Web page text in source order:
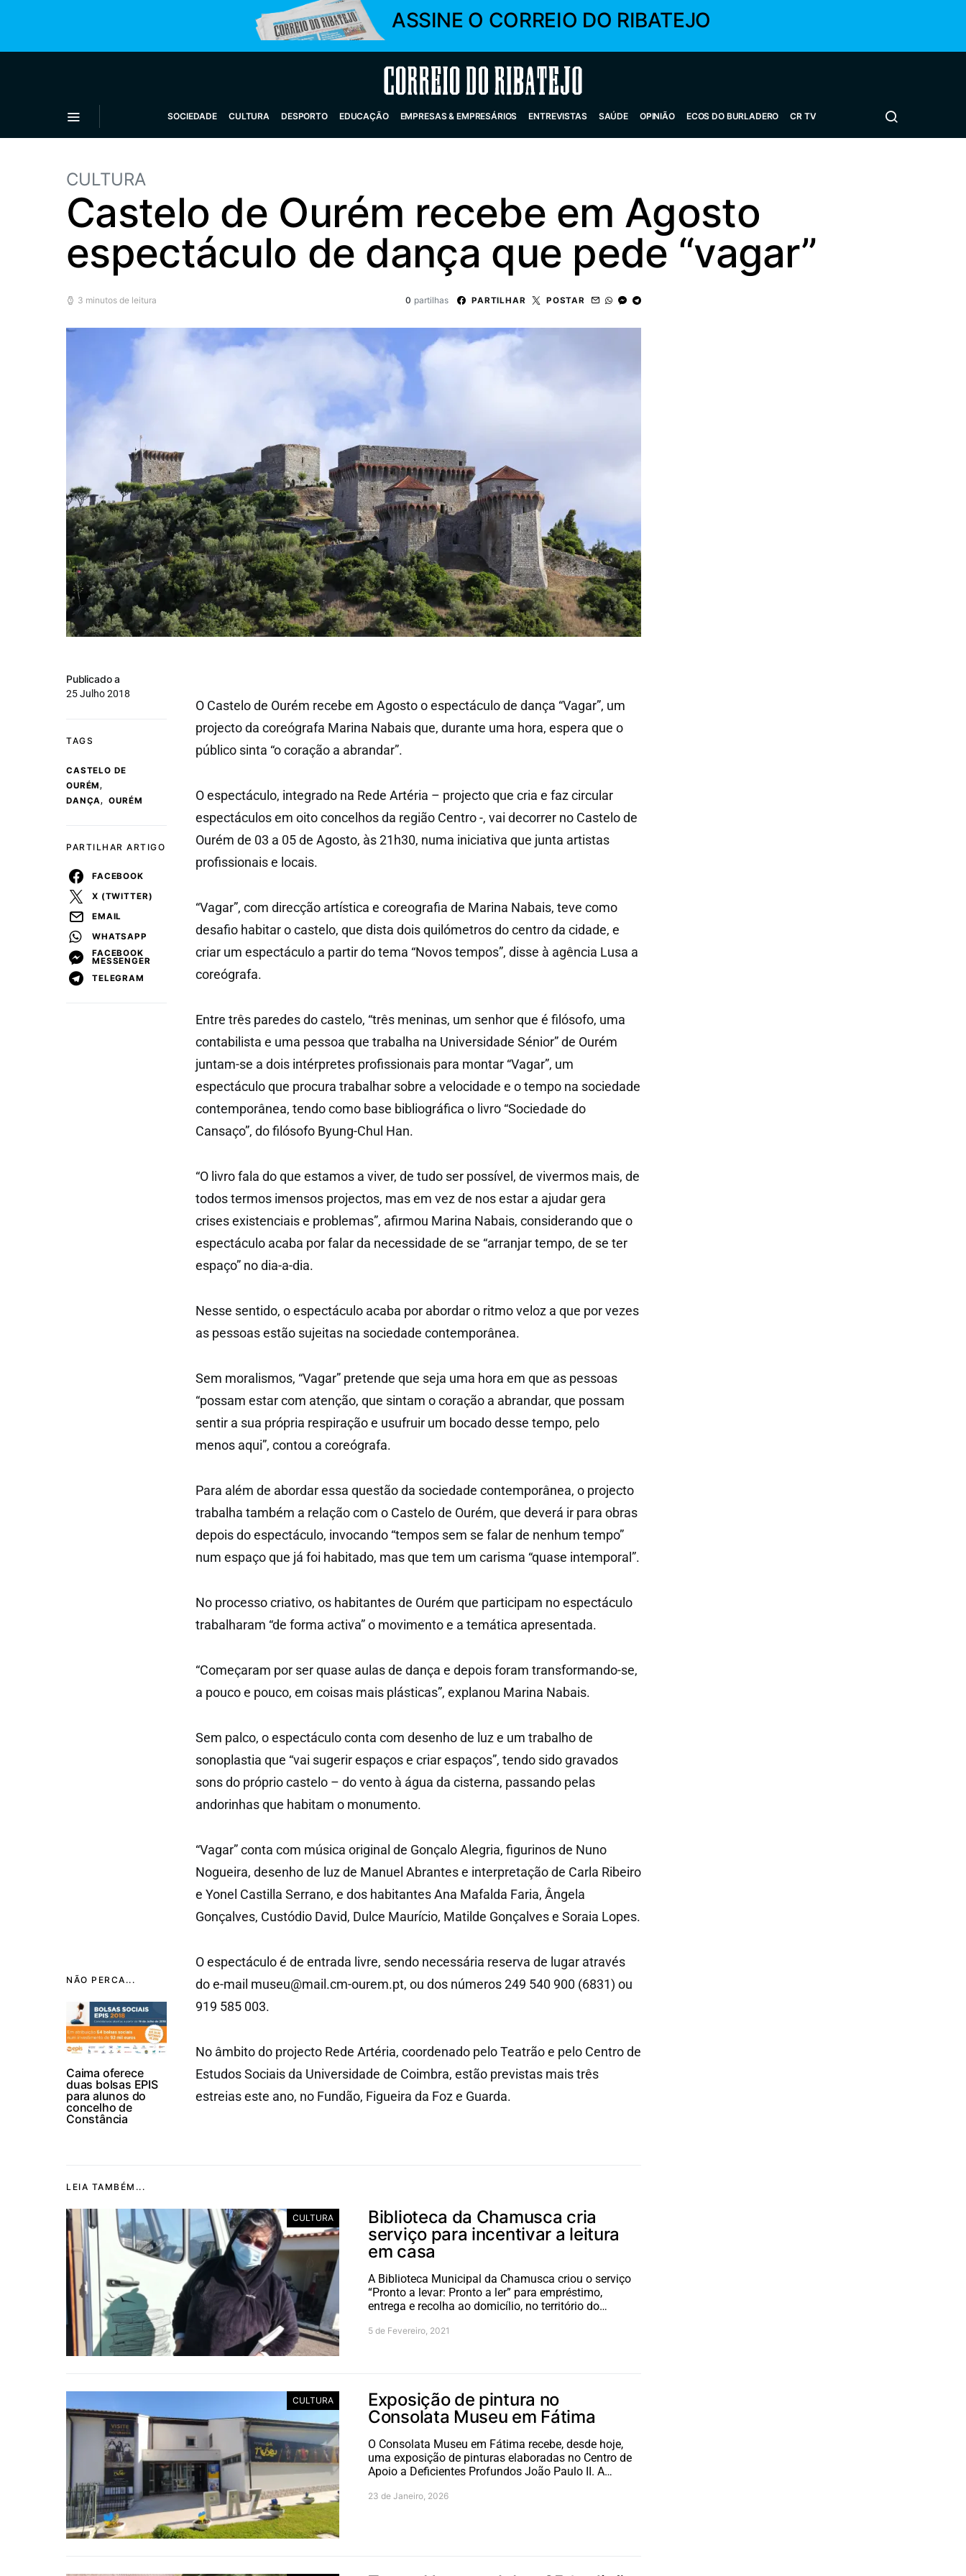
ASSINE O CORREIO DO RIBATEJO
Correio do Ribatejo
SOCIEDADE CULTURA DESPORTO EDUCAÇÃO EMPRESAS & EMPRESÁRIOS ENTREVISTAS SAÚDE OPINIÃO ECOS DO BURLADERO CR TV
CULTURA
Castelo de Ourém recebe em Agosto
espectáculo de dança que pede “vagar”
3 minutos de leitura 0 partilhas PARTILHAR POSTAR
NÃO PERCA...
Caima oferece
duas bolsas EPIS
para alunos do
concelho de
Constância
Publicado a
25 Julho 2018
TAGS
CASTELO DE
OURÉM,
DANÇA, OURÉM
PARTILHAR ARTIGO
FACEBOOK
X (TWITTER)
EMAIL
WHATSAPP
FACEBOOK
MESSENGER
TELEGRAM
O Castelo de Ourém recebe em Agosto o espectáculo de dança “Vagar”, um
projecto da coreógrafa Marina Nabais que, durante uma hora, espera que o
público sinta “o coração a abrandar”.
O espectáculo, integrado na Rede Artéria – projecto que cria e faz circular
espectáculos em oito concelhos da região Centro -, vai decorrer no Castelo de
Ourém de 03 a 05 de Agosto, às 21h30, numa iniciativa que junta artistas
profissionais e locais.
“Vagar”, com direcção artística e coreografia de Marina Nabais, teve como
desafio habitar o castelo, que dista dois quilómetros do centro da cidade, e
criar um espectáculo a partir do tema “Novos tempos”, disse à agência Lusa a
coreógrafa.
Entre três paredes do castelo, “três meninas, um senhor que é filósofo, uma
contabilista e uma pessoa que trabalha na Universidade Sénior” de Ourém
juntam-se a dois intérpretes profissionais para montar “Vagar”, um
espectáculo que procura trabalhar sobre a velocidade e o tempo na sociedade
contemporânea, tendo como base bibliográfica o livro “Sociedade do
Cansaço”, do filósofo Byung-Chul Han.
“O livro fala do que estamos a viver, de tudo ser possível, de vivermos mais, de
todos termos imensos projectos, mas em vez de nos estar a ajudar gera
crises existenciais e problemas”, afirmou Marina Nabais, considerando que o
espectáculo acaba por falar da necessidade de se “arranjar tempo, de se ter
espaço” no dia-a-dia.
Nesse sentido, o espectáculo acaba por abordar o ritmo veloz a que por vezes
as pessoas estão sujeitas na sociedade contemporânea.
Sem moralismos, “Vagar” pretende que seja uma hora em que as pessoas
“possam estar com atenção, que sintam o coração a abrandar, que possam
sentir a sua própria respiração e usufruir um bocado desse tempo, pelo
menos aqui”, contou a coreógrafa.
Para além de abordar essa questão da sociedade contemporânea, o projecto
trabalha também a relação com o Castelo de Ourém, que deverá ir para obras
depois do espectáculo, invocando “tempos sem se falar de nenhum tempo”
num espaço que já foi habitado, mas que tem um carisma “quase intemporal”.
No processo criativo, os habitantes de Ourém que participam no espectáculo
trabalharam “de forma activa” o movimento e a temática apresentada.
“Começaram por ser quase aulas de dança e depois foram transformando-se,
a pouco e pouco, em coisas mais plásticas”, explanou Marina Nabais.
Sem palco, o espectáculo conta com desenho de luz e um trabalho de
sonoplastia que “vai sugerir espaços e criar espaços”, tendo sido gravados
sons do próprio castelo – do vento à água da cisterna, passando pelas
andorinhas que habitam o monumento.
“Vagar” conta com música original de Gonçalo Alegria, figurinos de Nuno
Nogueira, desenho de luz de Manuel Abrantes e interpretação de Carla Ribeiro
e Yonel Castilla Serrano, e dos habitantes Ana Mafalda Faria, Ângela
Gonçalves, Custódio David, Dulce Maurício, Matilde Gonçalves e Soraia Lopes.
O espectáculo é de entrada livre, sendo necessária reserva de lugar através
do e-mail museu@mail.cm-ourem.pt, ou dos números 249 540 900 (6831) ou
919 585 003.
No âmbito do projecto Rede Artéria, coordenado pelo Teatrão e pelo Centro de
Estudos Sociais da Universidade de Coimbra, estão previstas mais três
estreias este ano, no Fundão, Figueira da Foz e Guarda.
LEIA TAMBÉM...
CULTURA
Biblioteca da Chamusca cria
serviço para incentivar a leitura
em casa
A Biblioteca Municipal da Chamusca criou o serviço
“Pronto a levar: Pronto a ler” para empréstimo,
entrega e recolha ao domicílio, no território do…
5 de Fevereiro, 2021
CULTURA
Exposição de pintura no
Consolata Museu em Fátima
O Consolata Museu em Fátima recebe, desde hoje,
uma exposição de pinturas elaboradas no Centro de
Apoio a Deficientes Profundos João Paulo II. A…
23 de Janeiro, 2026